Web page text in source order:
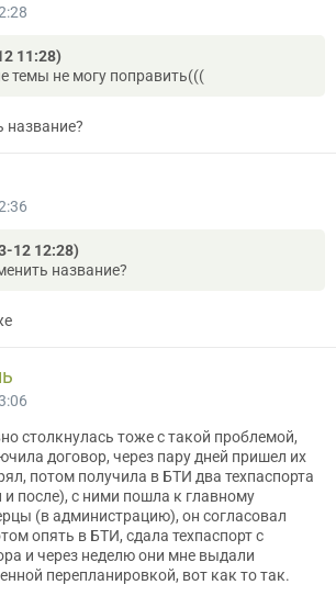
11:28)
темы не могу поправить(((
название?
12 12:28)
название?
столкнулась тоже с такой проблемой,
договор, через пару дней пришел их
потом получила в БТИ два техпаспорта
и после), с ними пошла к главному
(в администрацию), он согласовал
опять в БТИ, сдала техпаспорт с
и через неделю они мне выдали
перепланировкой, вот как то так.